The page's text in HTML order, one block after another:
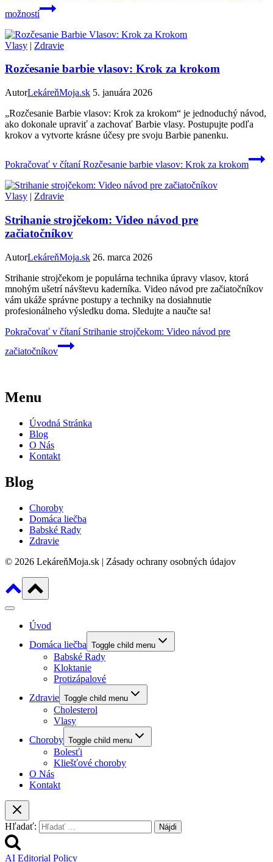
možností
Vlasy | Zdravie
Rozčesanie barbie vlasov: Krok za krokom
AutorLekáreňMoja.sk 5. januára 2026
„Rozčesanie Barbie vlasov: Krok za krokom“ je jednoduchý návod,
ako dokonale upraviť a zachovať Barbie vlasy. Postupujte podľa
krokov a vytvorte krásne účesy pre svoju Barbie panenku.
Pokračovať v čítaníRozčesanie barbie vlasov: Krok za krokom
Vlasy | Zdravie
Strihanie strojčekom: Video návod pre
začiatočníkov
AutorLekáreňMoja.sk 26. marca 2026
Strihanie strojčekom je populárna technika úpravy vlasov, ktorá
mnohým ušetrí návštevu kaderníka. Video návod pre začiatočníkov
vám ukáže správne postupy a techniky na dosiahnutie
profesionálneho výsledku doma. Sledujte a naučte sa!
Pokračovať v čítaníStrihanie strojčekom: Video návod pre
začiatočníkov
Menu
Úvodná Stránka
Blog
O Nás
Kontakt
Blog
Choroby
Domáca liečba
Babské Rady
Zdravie
© 2026 LekáreňMoja.sk | Zásady ochrany osobných údajov
Úvod
Domáca liečba Toggle child menu
Babské Rady
Kloktanie
Protizápalové
Zdravie Toggle child menu
Cholesterol
Vlasy
Choroby Toggle child menu
Bolesťi
Kliešťové choroby
O Nás
Kontakt
Hľadať:
AI Editorial Policy